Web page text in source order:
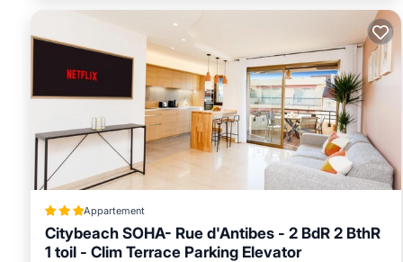
Appartement
Citybeach SOHA- Rue d'Antibes - 2 BdR 2 BthR
1 toil - Clim Terrace Parking Elevator